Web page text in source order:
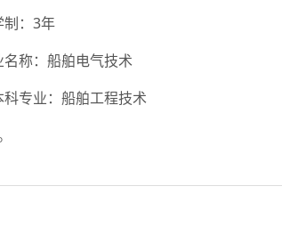
制：3年
名称：船舶电气技术
科专业：船舶工程技术